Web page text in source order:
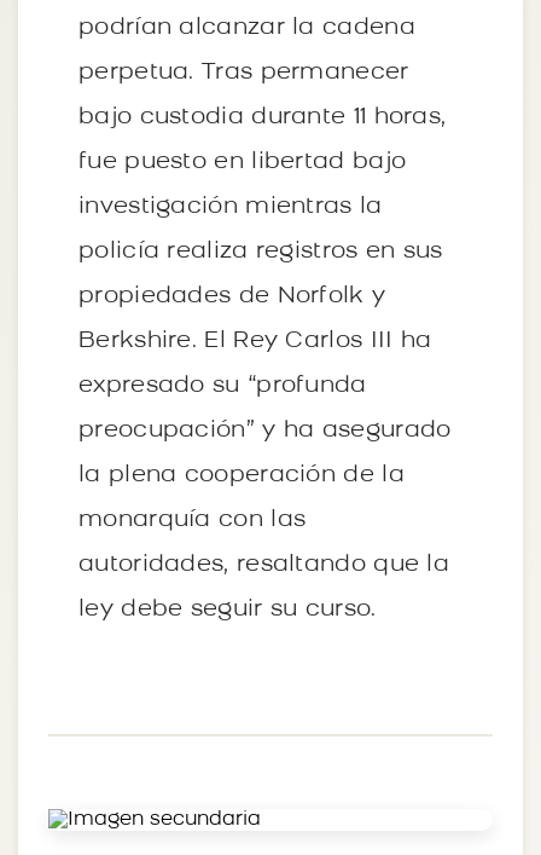
podrían alcanzar la cadena
perpetua. Tras permanecer
bajo custodia durante 11 horas,
fue puesto en libertad bajo
investigación mientras la
policía realiza registros en sus
propiedades de Norfolk y
Berkshire. El Rey Carlos III ha
expresado su “profunda
preocupación” y ha asegurado
la plena cooperación de la
monarquía con las
autoridades, resaltando que la
ley debe seguir su curso.